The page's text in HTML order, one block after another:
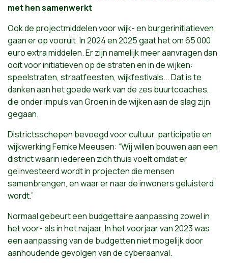
met hen samenwerkt
Ook de projectmiddelen voor wijk- en burgerinitiatieven
gaan er op vooruit. In 2024 en 2025 gaat het om 65 000
euro extra middelen. Er zijn namelijk meer aanvragen dan
ooit voor initiatieven op de straten en in de wijken:
speelstraten, straatfeesten, wijkfestivals... Dat is te
danken aan het goede werk van de zes buurtcoaches,
die onder impuls van Groen in de wijken aan de slag zijn
gegaan.
Districtsschepen bevoegd voor cultuur, participatie en
wijkwerking Femke Meeusen: “Wij willen bouwen aan een
district waarin iedereen zich thuis voelt omdat er
geïnvesteerd wordt in projecten die mensen
samenbrengen, en waar er naar de inwoners geluisterd
wordt.”
Normaal gebeurt een budgettaire aanpassing zowel in
het voor- als in het najaar. In het voorjaar van 2023 was
een aanpassing van de budgetten niet mogelijk door
aanhoudende gevolgen van de cyberaanval.